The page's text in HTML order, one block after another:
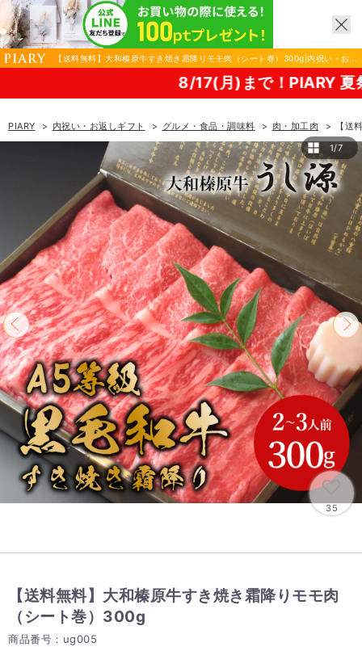
【送料無料】大和榛原牛すき焼き霜降りモモ肉（シート巻）300g|内祝い・お返
しギフトならPIARY（ピアリー）
8/17(月)まで！PIARY 夏祭り2026！
PIARY 内祝い・お返しギフト グルメ・食品・調味料 肉・加工肉
【送
1/7
35
【送料無料】大和榛原牛すき焼き霜降りモモ肉
（シート巻）300g
商品番号：ug005